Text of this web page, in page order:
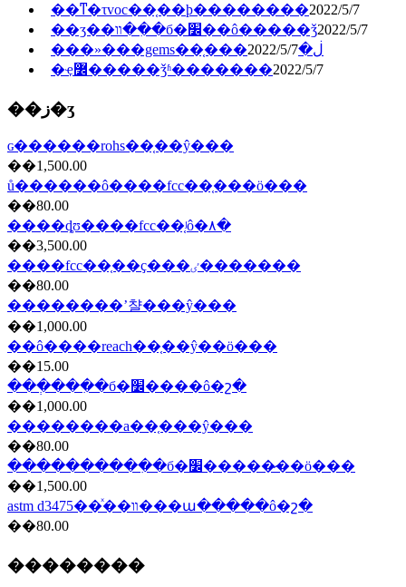
��ͳ�τvoc��֤��ϸ��������2022/5/7
��ʒ��װ��ִ�б�׼��ô�����ǯ2022/5/7
���»���gems��֤���ڶ�2022/5/7
�ҿ߼�����ǯʱ�������2022/5/7
��ز�ʒ
ɢ������rohs��֤��ŷ���
��1,500.00
ů������ô����fcc��֤���ö���
��80.00
����ȡʊ����fcc��֤ʲô�۸�
��3,500.00
����fcc��֤��ҫ���ٸ�������
��80.00
��������ʼ챨���ŷ���
��1,000.00
��ô����reach��֤��ŷ��ö���
��15.00
���ְ���ִ�б�׼����ô�շ�
��1,000.00
��������a��֤���ŷ���
��80.00
����������ִ�б�׼�����̷��ö���
��1,500.00
astm d3475��ͯ��װ���ա�����ô�շ�
��80.00
��������